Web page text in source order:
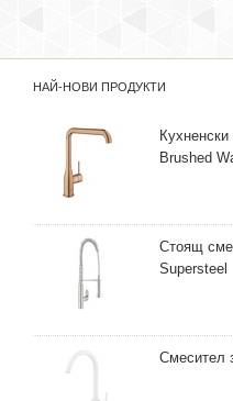
НАЙ-НОВИ ПРОДУКТИ
Brushed
Стоящ
Supersteel
Смесител